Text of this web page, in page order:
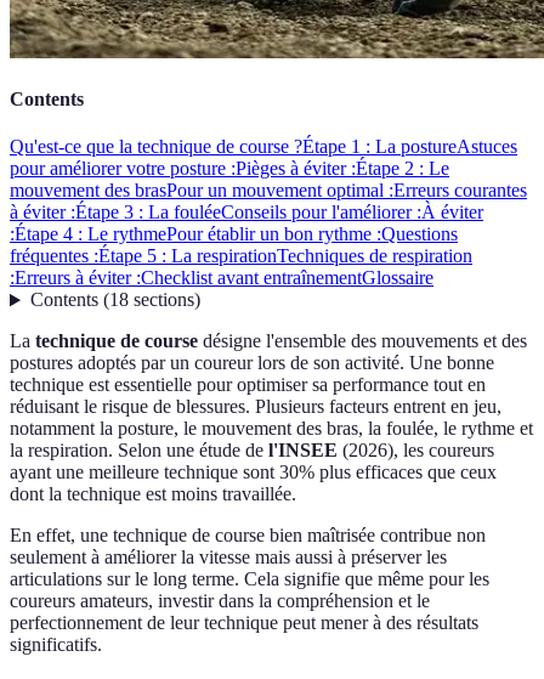
Contents
Qu'est-ce que la technique de course ?Étape 1 : La postureAstuces
pour améliorer votre posture :Pièges à éviter :Étape 2 : Le
mouvement des brasPour un mouvement optimal :Erreurs courantes
à éviter :Étape 3 : La fouléeConseils pour l'améliorer :À éviter
:Étape 4 : Le rythmePour établir un bon rythme :Questions
fréquentes :Étape 5 : La respirationTechniques de respiration
:Erreurs à éviter :Checklist avant entraînementGlossaire
Contents(18 sections)
La technique de course désigne l'ensemble des mouvements et des
postures adoptés par un coureur lors de son activité. Une bonne
technique est essentielle pour optimiser sa performance tout en
réduisant le risque de blessures. Plusieurs facteurs entrent en jeu,
notamment la posture, le mouvement des bras, la foulée, le rythme et
la respiration. Selon une étude de l'INSEE (2026), les coureurs
ayant une meilleure technique sont 30% plus efficaces que ceux
dont la technique est moins travaillée.
En effet, une technique de course bien maîtrisée contribue non
seulement à améliorer la vitesse mais aussi à préserver les
articulations sur le long terme. Cela signifie que même pour les
coureurs amateurs, investir dans la compréhension et le
perfectionnement de leur technique peut mener à des résultats
significatifs.